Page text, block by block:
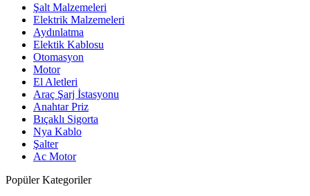
Şalt Malzemeleri
Elektrik Malzemeleri
Aydınlatma
Elektik Kablosu
Otomasyon
Motor
El Aletleri
Araç Şarj İstasyonu
Anahtar Priz
Bıçaklı Sigorta
Nya Kablo
Şalter
Ac Motor
Popüler Kategoriler